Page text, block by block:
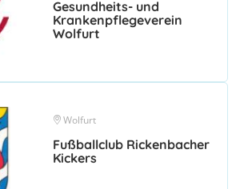
Gesundheits- und
Krankenpflegeverein
Wolfurt
Wolfurt
Fußballclub Rickenbacher
Kickers